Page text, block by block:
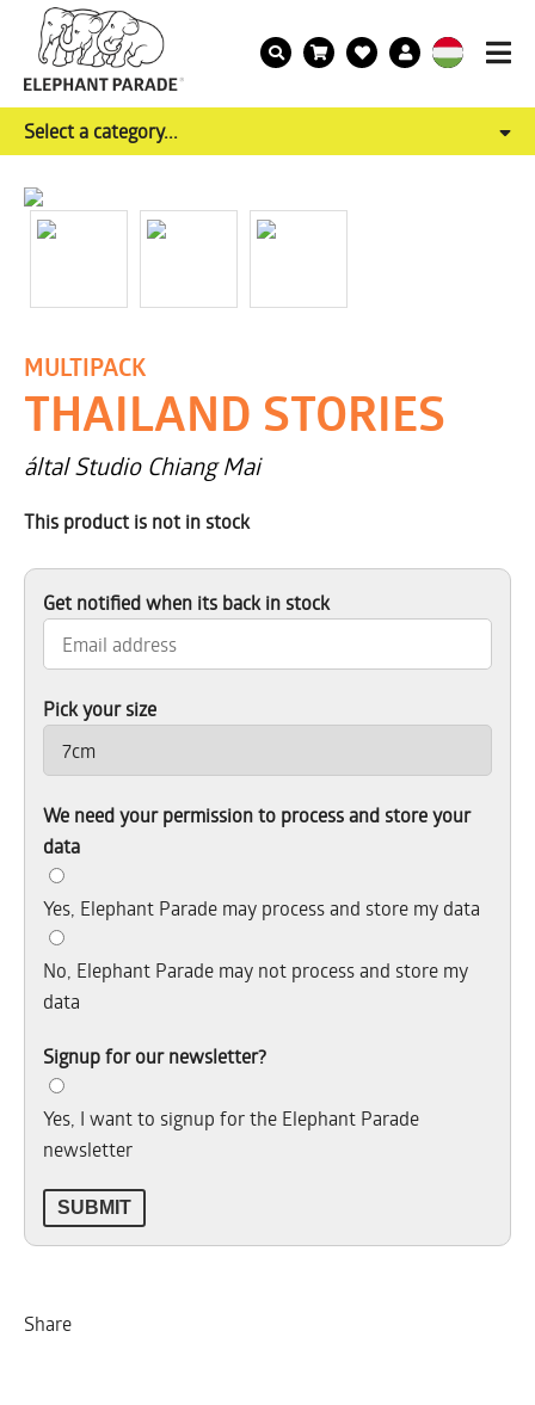
Select a category...
MULTIPACK
THAILAND STORIES
által Studio Chiang Mai
This product is not in stock
Get notified when its back in stock
Pick your size
We need your permission to process and store your
data
Yes, Elephant Parade may process and store my data
No, Elephant Parade may not process and store my
data
Signup for our newsletter?
Yes, I want to signup for the Elephant Parade
newsletter
Share